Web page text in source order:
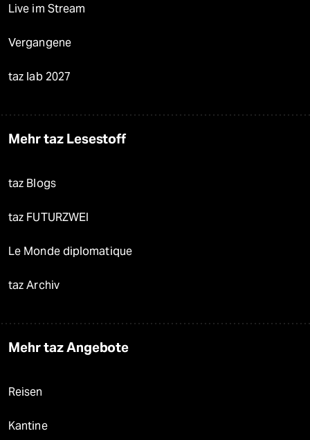
Live im Stream
Vergangene
taz lab 2027
Mehr taz Lesestoff
taz Blogs
taz FUTURZWEI
Le Monde diplomatique
taz Archiv
Mehr taz Angebote
Reisen
Kantine